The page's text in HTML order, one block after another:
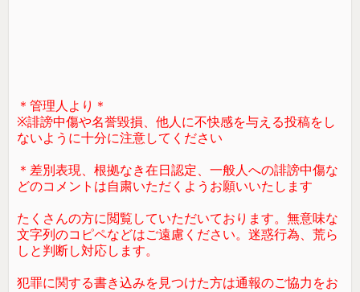
＊管理人より＊
※誹謗中傷や名誉毀損、他人に不快感を与える投稿をし
ないように十分に注意してください
＊差別表現、根拠なき在日認定、一般人への誹謗中傷な
どのコメントは自粛いただくようお願いいたします
たくさんの方に閲覧していただいております。無意味な
文字列のコピペなどはご遠慮ください。迷惑行為、荒ら
しと判断し対応します。
犯罪に関する書き込みを見つけた方は通報のご協力をお